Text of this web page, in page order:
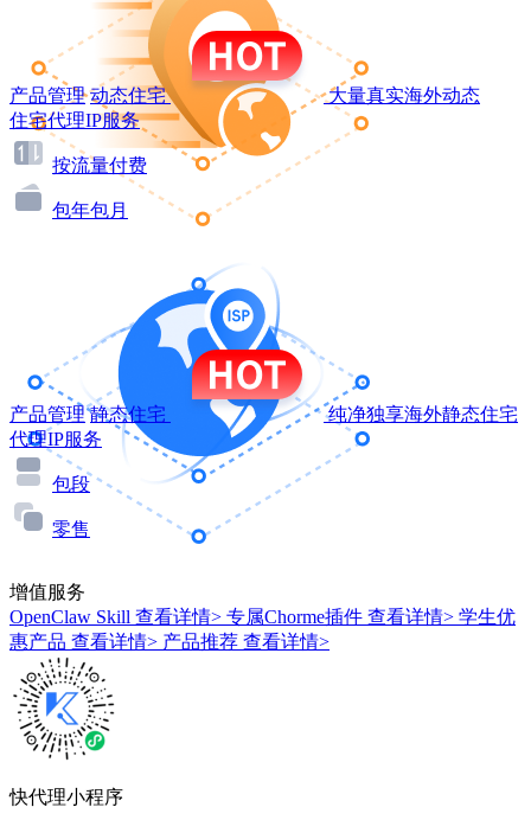
产品管理 动态住宅
大量真实海外动态
住宅代理IP服务
按流量付费
包年包月
产品管理 静态住宅
纯净独享海外静态住宅
代理IP服务
包段
零售
增值服务
OpenClaw Skill 查看详情> 专属Chorme插件 查看详情> 学生优
惠产品 查看详情> 产品推荐 查看详情>
快代理小程序